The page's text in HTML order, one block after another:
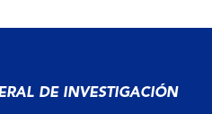
DE INVESTIGACIÓN